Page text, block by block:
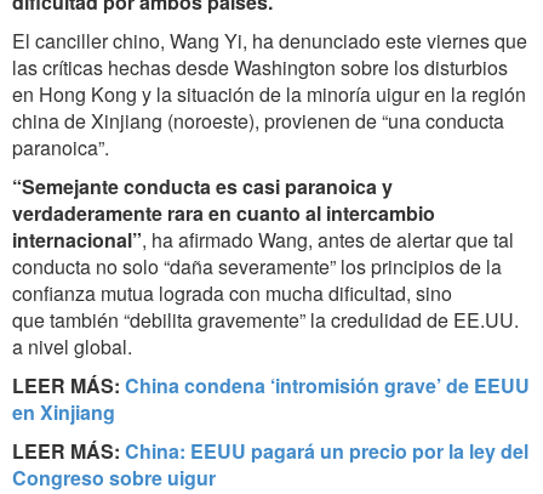
El canciller chino, Wang Yi, ha denunciado este viernes que
las críticas hechas desde Washington sobre los disturbios
en Hong Kong y la situación de la minoría uigur en la región
china de Xinjiang (noroeste), provienen de “una conducta
paranoica”.
“Semejante conducta es casi paranoica y
verdaderamente rara en cuanto al intercambio
internacional”, ha afirmado Wang, antes de alertar que tal
conducta no solo “daña severamente” los principios de la
confianza mutua lograda con mucha dificultad, sino
que también “debilita gravemente” la credulidad de EE.UU.
a nivel global.
LEER MÁS: China condena ‘intromisión grave’ de EEUU
en Xinjiang
LEER MÁS: China: EEUU pagará un precio por la ley del
Congreso sobre uigur